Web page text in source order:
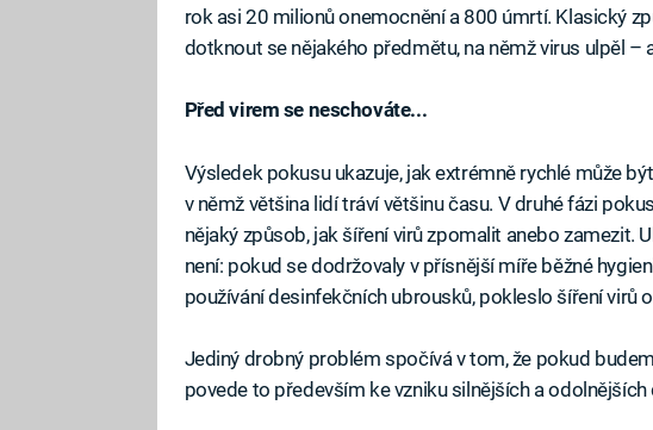
rok asi 20 milionů onemocnění a 800 úmrtí. Klasický
dotknout se nějakého předmětu, na němž virus ulpěl
Před virem se neschováte...
Výsledek pokusu ukazuje, jak extrémně rychlé může
v němž většina lidí tráví většinu času. V druhé fázi
nějaký způsob, jak šíření virů zpomalit anebo zamezit.
není: pokud se dodržovaly v přísnější míře běžné
používání desinfekčních ubrousků, pokleslo šíření virů
Jediný drobný problém spočívá v tom, že pokud
povede to především ke vzniku silnějších a odolnějších